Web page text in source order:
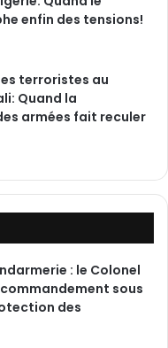
enfin des tensions!
terroristes au
Quand la
armées fait reculer
: le Colonel
sous
des